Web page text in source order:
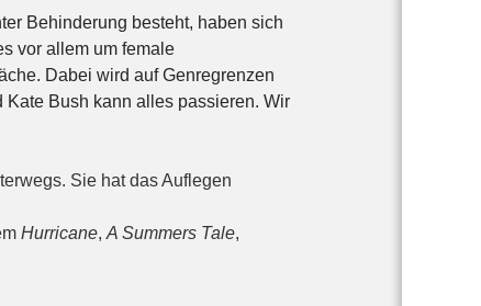
Behinderung besteht, haben sich
vor allem um female
Dabei wird auf Genregrenzen
Bush kann alles passieren. Wir
Sie hat das Auflegen
Hurricane, A Summers Tale,